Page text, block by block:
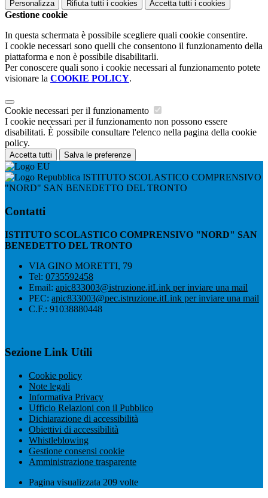
Personalizza Rifiuta tutti i cookies Accetta tutti i cookies
Gestione cookie
In questa schermata è possibile scegliere quali cookie consentire.
I cookie necessari sono quelli che consentono il funzionamento della
piattaforma e non è possibile disabilitarli.
Per conoscere quali sono i cookie necessari al funzionamento potete
visionare la COOKIE POLICY.
Cookie necessari per il funzionamento
I cookie necessari per il funzionamento non possono essere
disabilitati. È possibile consultare l'elenco nella pagina della cookie
policy.
Accetta tutti Salva le preferenze
ISTITUTO SCOLASTICO COMPRENSIVO
"NORD" SAN BENEDETTO DEL TRONTO
Contatti
ISTITUTO SCOLASTICO COMPRENSIVO "NORD" SAN
BENEDETTO DEL TRONTO
VIA GINO MORETTI, 79
Tel: 0735592458
Email: apic833003@istruzione.itLink per inviare una mail
PEC: apic833003@pec.istruzione.itLink per inviare una mail
C.F.: 91038880448
Sezione Link Utili
Cookie policy
Note legali
Informativa Privacy
Ufficio Relazioni con il Pubblico
Dichiarazione di accessibilità
Obiettivi di accessibilità
Whistleblowing
Gestione consensi cookie
Amministrazione trasparente
Pagina visualizzata 209 volte